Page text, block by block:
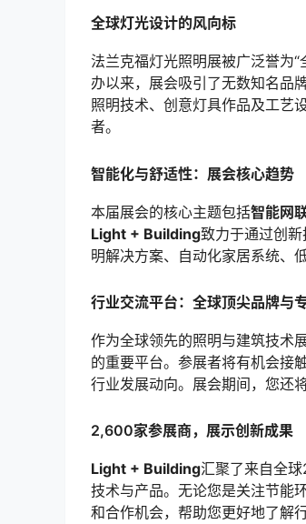
全球灯光设计的风向标
法兰克福灯光照明展被广泛誉为
办以来，展会吸引了无数知名品
照明技术、创意灯具作品及工艺
者。
智能化与舒适性：展会核心趋势
本届展会的核心主题包括智能网
Light + Building致力于通过创
明解决方案、自动化家居系统、
行业交流平台：全球顶尖品牌与
作为全球领先的照明与建筑技术展
的重要平台。参展者将有机会接
行业发展动向。展会期间，您还
2,600家参展商，展示创新成果
Light + Building汇聚了来自全
技术与产品。无论您是关注节能
和合作机会，帮助您更好地了解